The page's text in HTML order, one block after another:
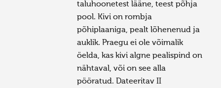
taluhoonetest lääne, teest põhja
pool. Kivi on rombja
põhiplaaniga, pealt lõhenenud ja
auklik. Praegu ei ole võimalik
öelda, kas kivi algne pealispind on
nähtaval, või on see alla
pööratud. Dateeritav II